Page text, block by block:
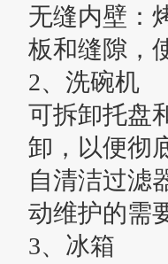
无缝内壁：
板和缝隙，
2、洗碗机
可拆卸托盘
卸，以便彻
自清洁过滤
动维护的需
3、冰箱